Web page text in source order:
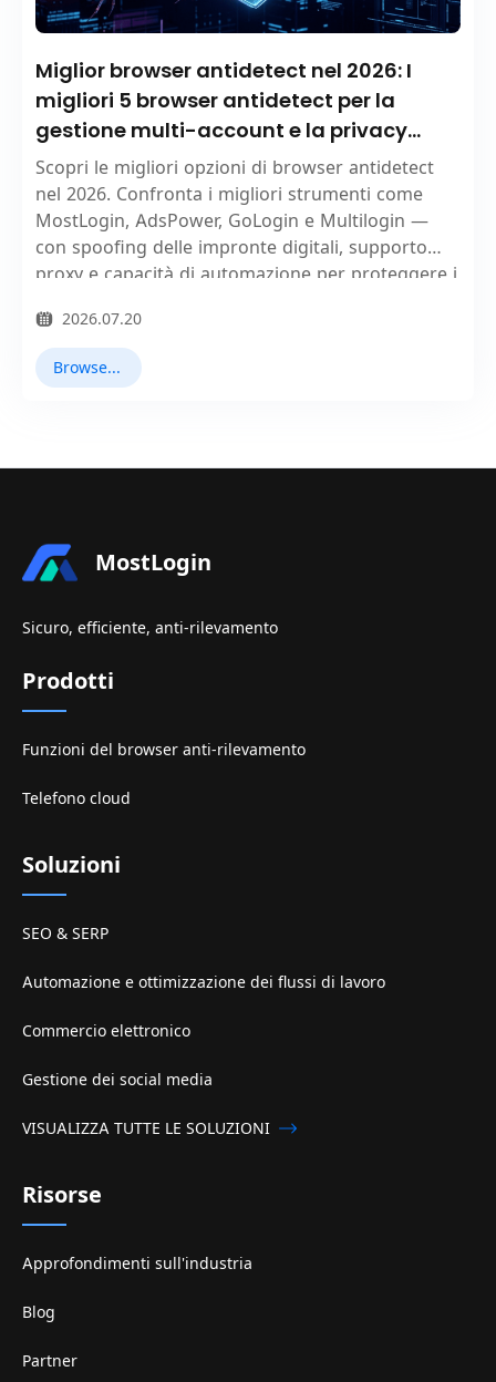
Miglior browser antidetect nel 2026: I
migliori 5 browser antidetect per la
gestione multi-account e la privacy
online
Scopri le migliori opzioni di browser antidetect
nel 2026. Confronta i migliori strumenti come
MostLogin, AdsPower, GoLogin e Multilogin —
con spoofing delle impronte digitali, supporto
proxy e capacità di automazione per proteggere i
2026.07.20
Browser Antidetect
MostLogin
Sicuro, efficiente, anti-rilevamento
Prodotti
Funzioni del browser anti-rilevamento
Telefono cloud
Soluzioni
SEO & SERP
Automazione e ottimizzazione dei flussi di lavoro
Commercio elettronico
Gestione dei social media
VISUALIZZA TUTTE LE SOLUZIONI
Risorse
Approfondimenti sull'industria
Blog
Partner